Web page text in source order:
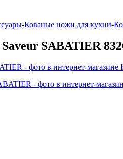
-Кованые ножи для кухни-
SABATIER